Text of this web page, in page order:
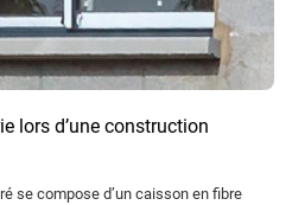
lors d’une construction
se compose d’un caisson en fibre